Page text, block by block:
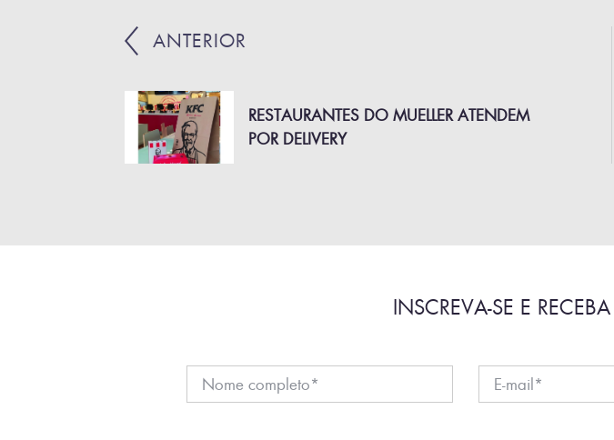
ANTERIOR
RESTAURANTES DO MUELLER ATENDEM
POR DELIVERY
INSCREVA-SE E